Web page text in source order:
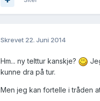
Skrevet 22. Juni 2014
Hm... ny telttur kanskje?
kunne dra på tur.
Men jeg kan fortelle i tråden